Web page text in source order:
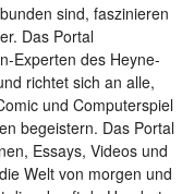
sind, faszinieren
Das Portal
Experten des Heyne-
richtet sich an alle,
und Computerspiel
begeistern. Das Portal
Essays, Videos und
Welt von morgen und